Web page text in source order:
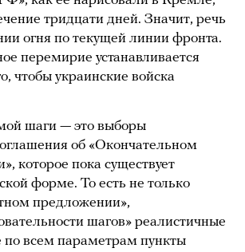
тридцати дней. Значит, речь
огня по текущей линии фронта.
перемирие устанавливается
чтобы украинские войска
шаги — это выборы
об «Окончательном
которое пока существует
форме. То есть не только
предложении»,
шагов» реалистичные
всем параметрам пункты